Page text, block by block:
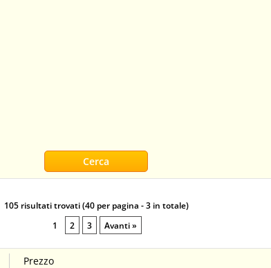
105 risultati trovati (40 per pagina - 3 in totale)
1
2 3 Avanti »